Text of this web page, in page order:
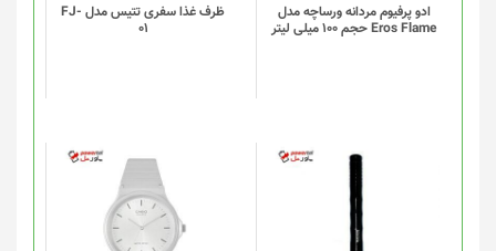
ادو پرفیوم مردانه ورساچه مدل
Eros Flame حجم 100 میلی لیتر
ظرف غذا سفری تتیس مدل FJ-
01